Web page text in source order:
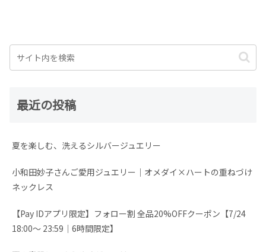
最近の投稿
夏を楽しむ、洗えるシルバージュエリー
小和田妙子さんご愛用ジュエリー｜オメダイ×ハートの重ねづけ
ネックレス
【Pay IDアプリ限定】フォロー割 全品20%OFFクーポン【7/24
18:00～ 23:59│6時間限定】